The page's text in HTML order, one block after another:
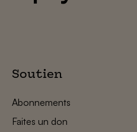
Soutien
Abonnements
Faites un don